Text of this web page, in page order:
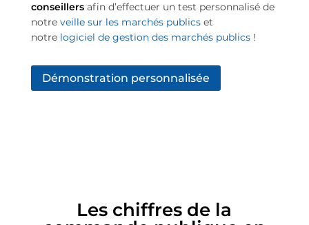
conseillersafin d’effectuer un test personnalisé de
notre veille sur les marchés publicset
notrelogiciel de gestion des marchés publics!
Démonstration personnalisée
Les chiffres de la